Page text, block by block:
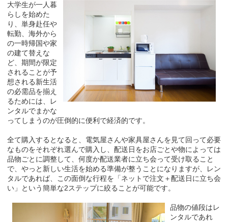
大学生が一人暮
らしを始めた
り、単身赴任や
転勤、海外から
の一時帰国や家
の建て替えな
ど、期間が限定
されることが予
想される新生活
の必需品を揃え
るためには、レ
ンタルでまかな
ってしまうのが圧倒的に便利で経済的です。
全て購入するとなると、電気屋さんや家具屋さんを見て回って必要
なものをそれぞれ選んで購入し、配送日をお店ごとや物によっては
品物ごとに調整して、何度か配送業者に立ち会って受け取ること
で、やっと新しい生活を始める準備が整うことになりますが、レン
タルであれば、この面倒な行程を「ネットで注文＋配送日に立ち会
い」という簡単な2ステップに絞ることが可能です。
品物の値段はレ
ンタルであれ